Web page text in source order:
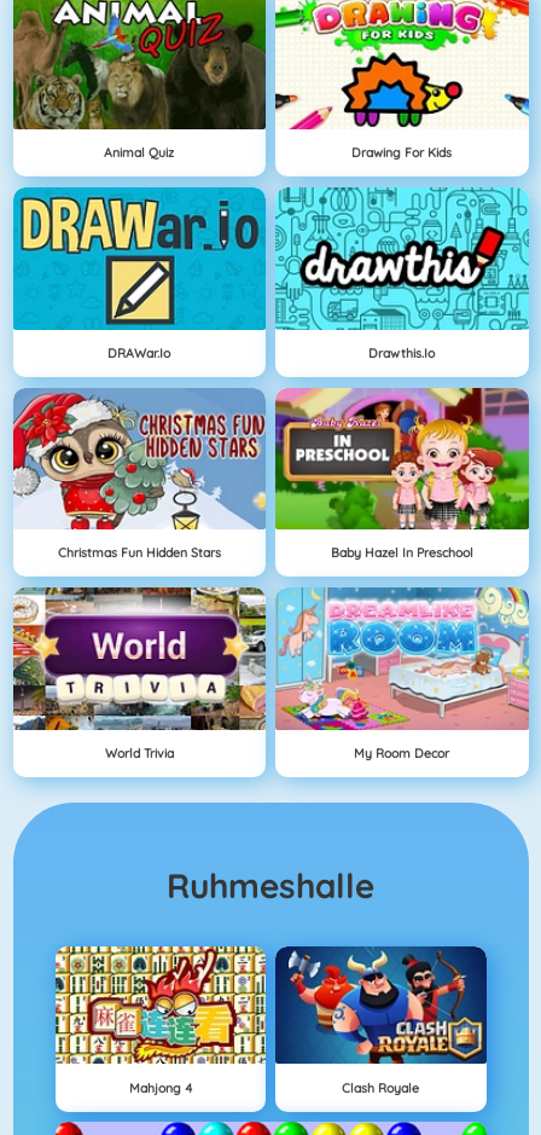
Animal Quiz Drawing For Kids
DRAWar.io Drawthis.io
Christmas Fun Hidden Stars Baby Hazel In Preschool
World Trivia My Room Decor
Ruhmeshalle
Mahjong 4 Clash Royale